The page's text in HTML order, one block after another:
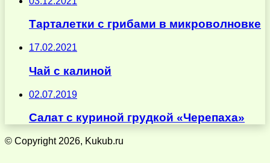
Тарталетки с грибами в микроволновке
17.02.2021
Чай с калиной
02.07.2019
Салат с куриной грудкой «Черепаха»
© Copyright 2026, Kukub.ru